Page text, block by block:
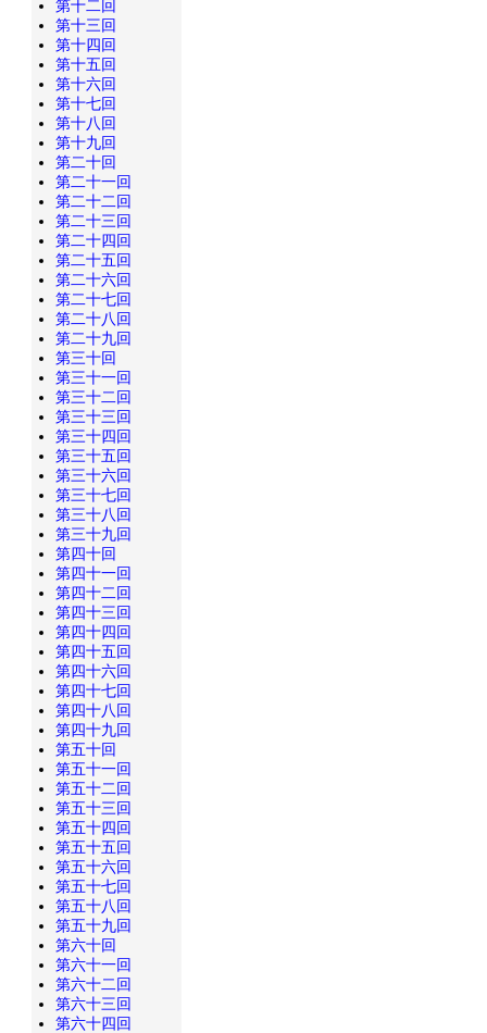
第十二回
第十三回
第十四回
第十五回
第十六回
第十七回
第十八回
第十九回
第二十回
第二十一回
第二十二回
第二十三回
第二十四回
第二十五回
第二十六回
第二十七回
第二十八回
第二十九回
第三十回
第三十一回
第三十二回
第三十三回
第三十四回
第三十五回
第三十六回
第三十七回
第三十八回
第三十九回
第四十回
第四十一回
第四十二回
第四十三回
第四十四回
第四十五回
第四十六回
第四十七回
第四十八回
第四十九回
第五十回
第五十一回
第五十二回
第五十三回
第五十四回
第五十五回
第五十六回
第五十七回
第五十八回
第五十九回
第六十回
第六十一回
第六十二回
第六十三回
第六十四回